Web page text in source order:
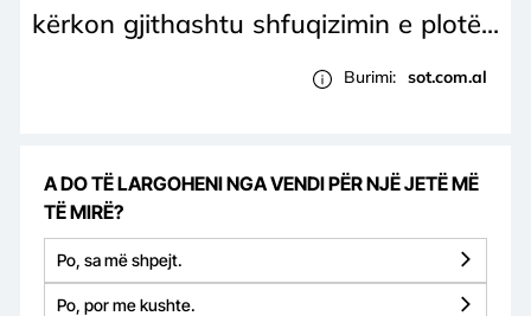
kërkon gjithashtu shfuqizimin e plotë...
Burimi: sot.com.al
A DO TË LARGOHENI NGA VENDI PËR NJË JETË MË
TË MIRË?
Po, sa më shpejt.
Po, por me kushte.